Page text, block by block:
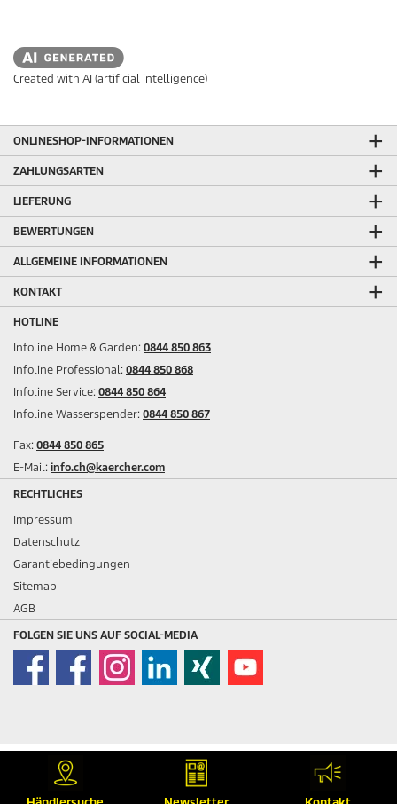
Created with AI (artificial intelligence)
ONLINESHOP-INFORMATIONEN
ZAHLUNGSARTEN
LIEFERUNG
BEWERTUNGEN
ALLGEMEINE INFORMATIONEN
KONTAKT
HOTLINE
Infoline Home & Garden: 0844 850 863
Infoline Professional: 0844 850 868
Infoline Service: 0844 850 864
Infoline Wasserspender: 0844 850 867
Fax: 0844 850 865
E-Mail: info.ch@kaercher.com
RECHTLICHES
Impressum
Datenschutz
Garantiebedingungen
Sitemap
AGB
FOLGEN SIE UNS AUF SOCIAL-MEDIA
Preis inkl. MwSt.